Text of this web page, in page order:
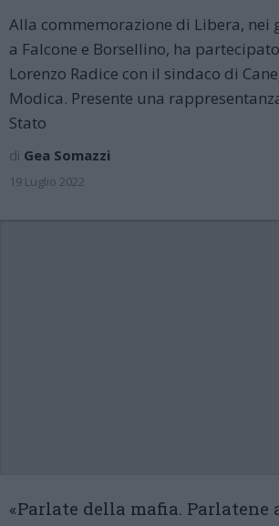
Alla commemorazione di Libera,
a Falcone e Borsellino, ha
Lorenzo Radice con il sindaco di
Modica. Presente una
Stato
di Gea Somazzi
19 Luglio 2022
«Parlate della mafia. Parlatene